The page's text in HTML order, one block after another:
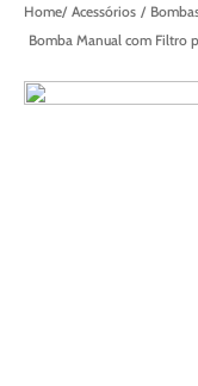
Acessórios
Bomba Manual com Filtro